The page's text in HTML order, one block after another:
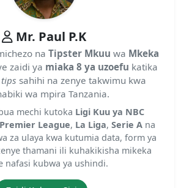
Mr. Paul P.K
naTipster Mkuu wa Mkeka
zaidi ya miaka 8 ya uzoefu katika
sahihi na zenye takwimu kwa
wa mpira Tanzania.
mechi kutoka Ligi Kuu ya NBC
Premier League, La Liga,Serie A na
za ulaya kwa kutumia data, form ya
thamani ili kuhakikisha mikeka
nafasi kubwa ya ushindi.